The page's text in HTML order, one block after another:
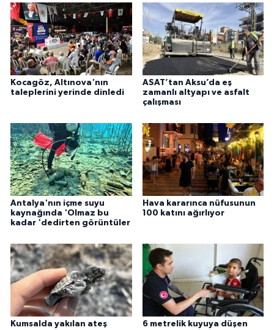
Kocagöz, Altınova'nın
taleplerini yerinde dinledi
ASAT’tan Aksu’da eş
zamanlı altyapı ve asfalt
çalışması
Antalya'nın içme suyu
kaynağında 'Olmaz bu
kadar 'dedirten görüntüler
Hava kararınca nüfusunun
100 katını ağırlıyor
Kumsalda yakılan ateş
6 metrelik kuyuya düşen